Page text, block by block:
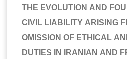
THE EVOLUTION AND
CIVIL LIABILITY ARISING
OMISSION OF ETHICAL
DUTIES IN IRANIAN AND